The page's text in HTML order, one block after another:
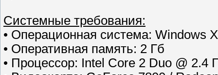
Cистемные требования:
• Операционная система: Windows
• Оперативная память: 2 Гб
• Процессор: Intel Core 2 Duo @ 2.4